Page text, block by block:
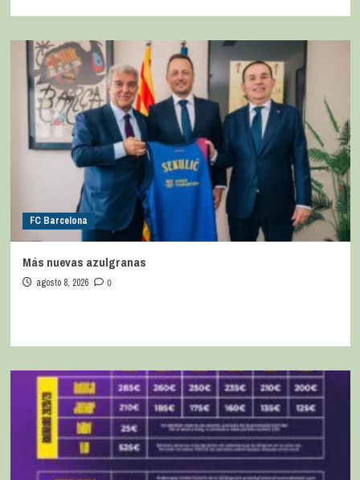
FC Barcelona
Más nuevas azulgranas
agosto 8, 2026 0